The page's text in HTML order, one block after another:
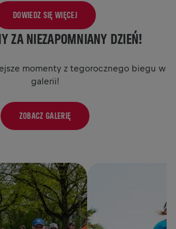
DOWIEDZ SIĘ WIĘCEJ
ZA NIEZAPOMNIANY DZIEŃ!
momenty z tegorocznego biegu w
galerii!
ZOBACZ GALERIĘ